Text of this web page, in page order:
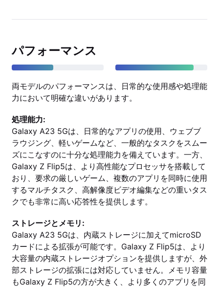
パフォーマンス
両モデルのパフォーマンスは、日常的な使用感や処理能
力において明確な違いがあります。
処理能力:
Galaxy A23 5Gは、日常的なアプリの使用、ウェブブ
ラウジング、軽いゲームなど、一般的なタスクをスムー
ズにこなすのに十分な処理能力を備えています。一方、
Galaxy Z Flip5は、より高性能なプロセッサを搭載して
おり、要求の厳しいゲーム、複数のアプリを同時に使用
するマルチタスク、高解像度ビデオ編集などの重いタス
クでも非常に高い応答性を提供します。
ストレージとメモリ:
Galaxy A23 5Gは、内蔵ストレージに加えてmicroSD
カードによる拡張が可能です。Galaxy Z Flip5は、より
大容量の内蔵ストレージオプションを提供しますが、外
部ストレージの拡張には対応していません。メモリ容量
もGalaxy Z Flip5の方が大きく、より多くのアプリを同